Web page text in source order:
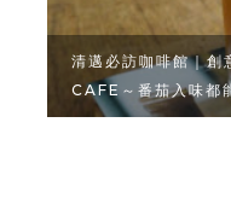
清邁必訪咖啡館｜
CAFE～番茄入味都